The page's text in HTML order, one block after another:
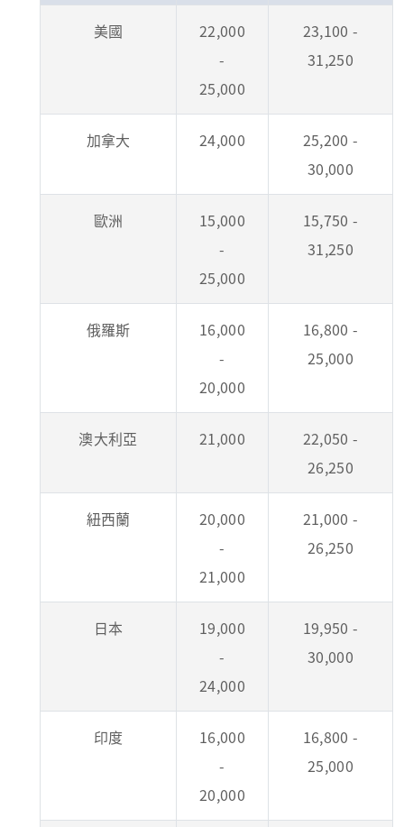
美國
22,000
-
25,000
23,100 -
31,250
加拿大 24,000
25,200 -
30,000
歐洲
15,000
-
25,000
15,750 -
31,250
俄羅斯
16,000
-
20,000
16,800 -
25,000
澳大利亞 21,000
22,050 -
26,250
紐西蘭
20,000
-
21,000
21,000 -
26,250
日本
19,000
-
24,000
19,950 -
30,000
印度
16,000
-
20,000
16,800 -
25,000